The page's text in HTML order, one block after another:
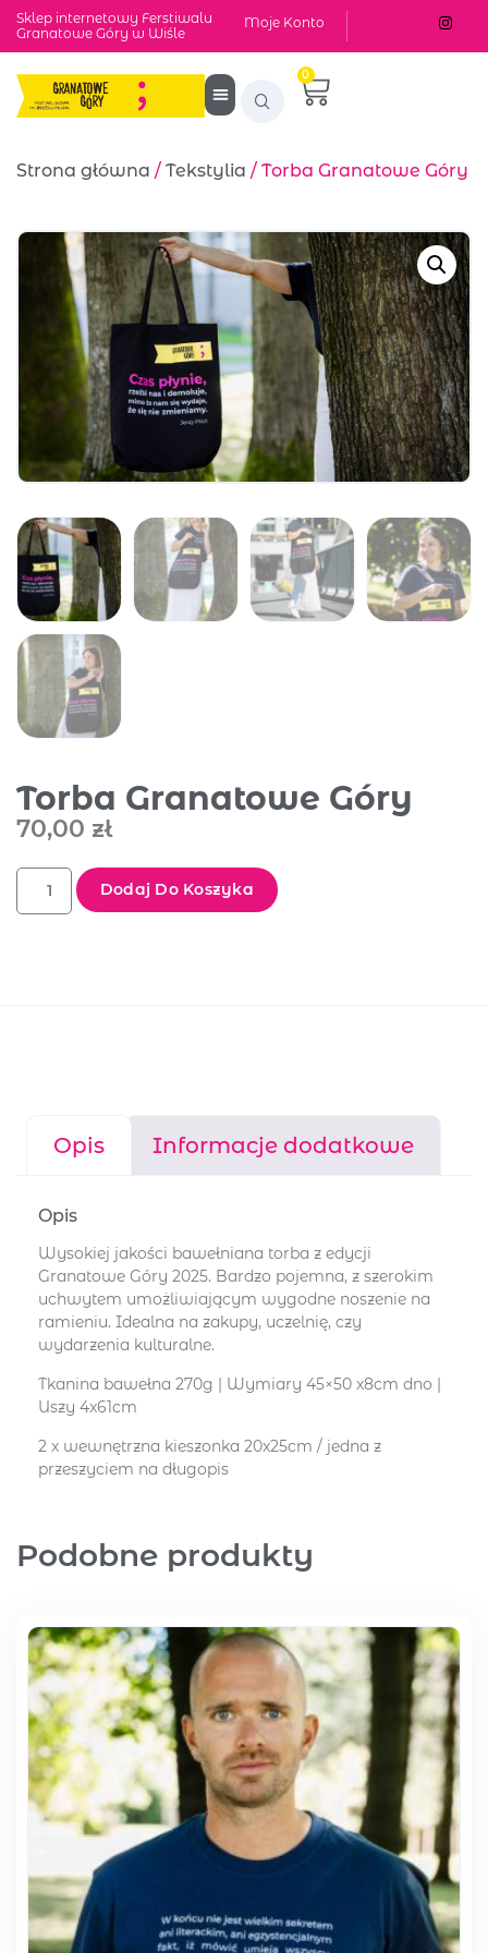
Sklep internetowy Ferstiwalu
Granatowe Góry w Wiśle
Moje Konto
0
Strona główna / Tekstylia / Torba Granatowe Góry
Torba Granatowe Góry
70,00 zł
Dodaj Do Koszyka
Opis Informacje dodatkowe
Opis
Wysokiej jakości bawełniana torba z edycji
Granatowe Góry 2025. Bardzo pojemna, z szerokim
uchwytem umożliwiającym wygodne noszenie na
ramieniu. Idealna na zakupy, uczelnię, czy
wydarzenia kulturalne.
Tkanina bawełna 270g | Wymiary 45×50 x8cm dno |
Uszy 4x61cm
2 x wewnętrzna kieszonka 20x25cm / jedna z
przeszyciem na długopis
Podobne produkty